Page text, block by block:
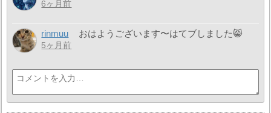
6ヶ月前
rinmuu おはようございます〜はてブしました😸
5ヶ月前